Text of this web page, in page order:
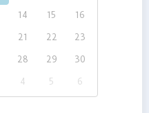
14 15 16
21 22 23
28 29 30
4 5 6